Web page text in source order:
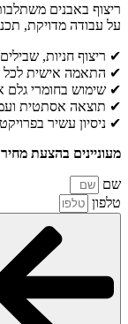
ריצוף באבנים
על עבודה מדויקת,
✔ ריצוף חניות,
✔ התאמה אישית לכל
✔ שימוש בחומרי גלם
✔ תוצאה אסתטית
✔ ניסיון עשיר
מעוניינים בהצעת
שם
טלפון